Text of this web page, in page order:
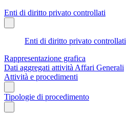
Enti di diritto privato controllati
Enti di diritto privato controllati
Rappresentazione grafica
Dati aggregati attività Affari Generali
Attività e procedimenti
Tipologie di procedimento